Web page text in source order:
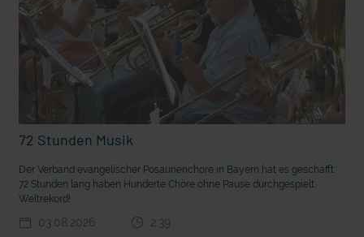
deutsche Sprache? Vorhang auf für Kinderzirkus Giovanni
72 Stunden Musik
Der Verband evangelischer Posaunenchöre in Bayern hat es geschafft:
72 Stunden lang haben Hunderte Chöre ohne Pause durchgespielt:
Weltrekord!
03.08.2026 2:39